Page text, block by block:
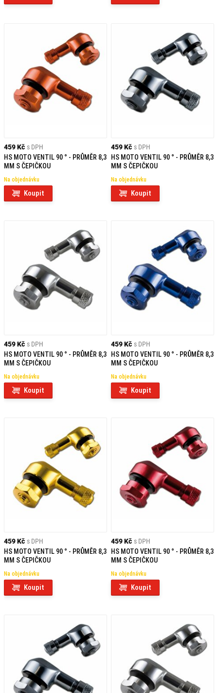
459 Kč s DPH
HS MOTO VENTIL 90 ° - PRŮMĚR 8,3
MM S ČEPIČKOU
Na objednávku
Koupit
459 Kč s DPH
HS MOTO VENTIL 90 ° - PRŮMĚR 8,3
MM S ČEPIČKOU
Na objednávku
Koupit
459 Kč s DPH
HS MOTO VENTIL 90 ° - PRŮMĚR 8,3
MM S ČEPIČKOU
Na objednávku
Koupit
459 Kč s DPH
HS MOTO VENTIL 90 ° - PRŮMĚR 8,3
MM S ČEPIČKOU
Na objednávku
Koupit
459 Kč s DPH
HS MOTO VENTIL 90 ° - PRŮMĚR 8,3
MM S ČEPIČKOU
Na objednávku
Koupit
459 Kč s DPH
HS MOTO VENTIL 90 ° - PRŮMĚR 8,3
MM S ČEPIČKOU
Na objednávku
Koupit